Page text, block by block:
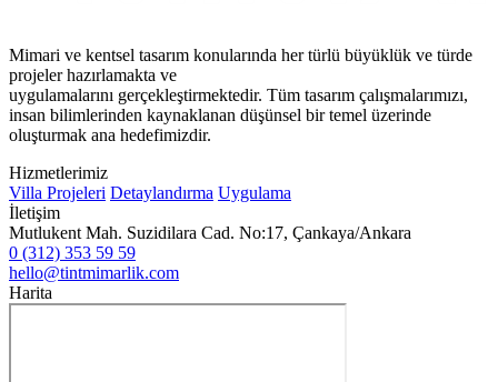
Mimari ve kentsel tasarım konularında her türlü büyüklük ve türde
projeler hazırlamakta ve
uygulamalarını gerçekleştirmektedir. Tüm tasarım çalışmalarımızı,
insan bilimlerinden kaynaklanan düşünsel bir temel üzerinde
oluşturmak ana hedefimizdir.
Hizmetlerimiz
Villa Projeleri Detaylandırma Uygulama
İletişim
Mutlukent Mah. Suzidilara Cad. No:17, Çankaya/Ankara
0 (312) 353 59 59
hello@tintmimarlik.com
Harita